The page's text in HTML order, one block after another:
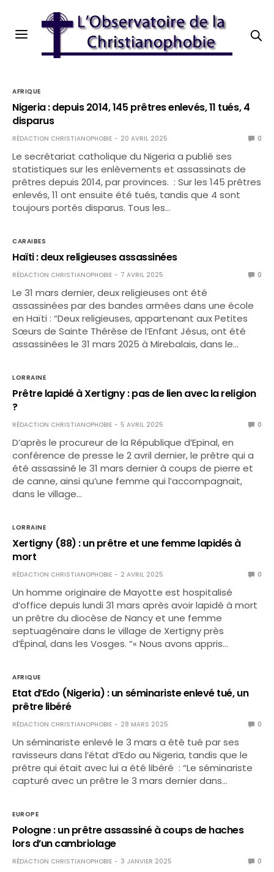
AFRIQUE
Nigeria : depuis 2014, 145 prêtres enlevés, 11 tués, 4
disparus
RÉDACTION CHRISTIANOPHOBIE 20 AVRIL 2025 0
Le secrétariat catholique du Nigeria a publié ses
statistiques sur les enlèvements et assassinats de
prêtres depuis 2014, par provinces. : Sur les 145 prêtres
enlevés, 11 ont ensuite été tués, tandis que 4 sont
toujours portés disparus. Tous les…
CARAIBES
Haïti : deux religieuses assassinées
RÉDACTION CHRISTIANOPHOBIE 7 AVRIL 2025 0
Le 31 mars dernier, deux religieuses ont été
assassinées par des bandes armées dans une école
en Haïti : “Deux religieuses, appartenant aux Petites
Sœurs de Sainte Thérèse de l’Enfant Jésus, ont été
assassinées le 31 mars 2025 à Mirebalais, dans le…
LORRAINE
Prêtre lapidé à Xertigny : pas de lien avec la religion
?
RÉDACTION CHRISTIANOPHOBIE 5 AVRIL 2025 0
D’après le procureur de la République d’Epinal, en
conférence de presse le 2 avril dernier, le prêtre qui a
été assassiné le 31 mars dernier à coups de pierre et
de canne, ainsi qu’une femme qui l’accompagnait,
dans le village…
LORRAINE
Xertigny (88) : un prêtre et une femme lapidés à
mort
RÉDACTION CHRISTIANOPHOBIE 2 AVRIL 2025 0
Un homme originaire de Mayotte est hospitalisé
d’office depuis lundi 31 mars après avoir lapidé à mort
un prêtre du diocèse de Nancy et une femme
septuagénaire dans le village de Xertigny près
d’Épinal, dans les Vosges. “« Nous avons appris…
AFRIQUE
Etat d’Edo (Nigeria) : un séminariste enlevé tué, un
prêtre libéré
RÉDACTION CHRISTIANOPHOBIE 28 MARS 2025 0
Un séminariste enlevé le 3 mars a été tué par ses
ravisseurs dans l’état d’Edo au Nigeria, tandis que le
prêtre qui était avec lui a été libéré : “Le séminariste
capturé avec un prêtre le 3 mars dernier dans…
EUROPE
Pologne : un prêtre assassiné à coups de haches
lors d’un cambriolage
RÉDACTION CHRISTIANOPHOBIE 3 JANVIER 2025 0